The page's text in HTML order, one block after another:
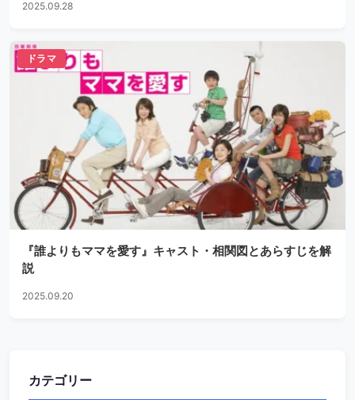
2025.09.28
ドラマ
『誰よりもママを愛す』キャスト・相関図とあらすじを解
説
2025.09.20
カテゴリー